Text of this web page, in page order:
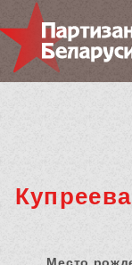
Купреева